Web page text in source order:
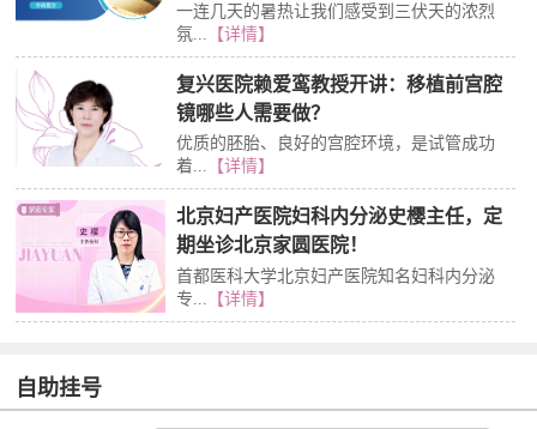
一连几天的暑热让我们感受到三伏天的浓烈
氛...
【详情】
复兴医院赖爱鸾教授开讲：移植前宫腔
镜哪些人需要做？
优质的胚胎、良好的宫腔环境，是试管成功
着... 【详情】
北京妇产医院妇科内分泌史樱主任，定
期坐诊北京家圆医院！
首都医科大学北京妇产医院知名妇科内分泌
专...
【详情】
自助挂号